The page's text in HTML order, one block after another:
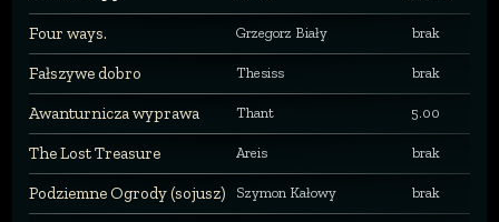
Four ways. Grzegorz Biały brak
Fałszywe dobro Thesiss brak
Awanturnicza wyprawa Thant 5.00
The Lost Treasure Areis brak
Podziemne Ogrody (sojusz) Szymon Kałowy brak